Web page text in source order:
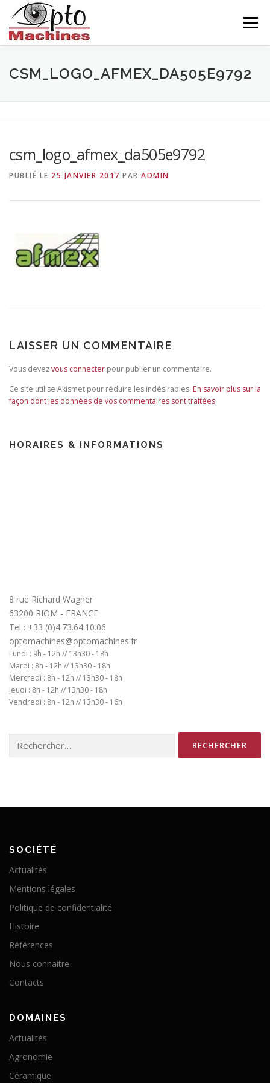
contenu
Menu
ACCUEIL AGRONOMIE CÉRAMIQUE
CONTACTS FRANÇAIS
CSM_LOGO_AFMEX_DA505E9792
csm_logo_afmex_da505e9792
PUBLIÉ LE 25 JANVIER 2017 PAR ADMIN
LAISSER UN COMMENTAIRE
Vous devezvous connecter pour publier un commentaire.
Ce site utilise Akismet pour réduire les indésirables. En savoir plus sur la
façon dont les données de vos commentaires sont traitées.
HORAIRES & INFORMATIONS
8 rue Richard Wagner
63200 RIOM - FRANCE
Tel : +33 (0)4.73.64.10.06
optomachines@optomachines.fr
Lundi : 9h - 12h // 13h30 - 18h
Mardi : 8h - 12h // 13h30 - 18h
Mercredi : 8h - 12h // 13h30 - 18h
Jeudi : 8h - 12h // 13h30 - 18h
Vendredi : 8h - 12h // 13h30 - 16h
SOCIÉTÉ
Actualités
Mentions légales
Politique de confidentialité
Histoire
Références
Nous connaitre
Contacts
DOMAINES
Actualités
Agronomie
Céramique